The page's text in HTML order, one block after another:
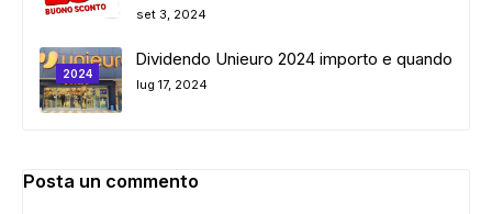
set 3, 2024
2024
Dividendo Unieuro 2024 importo e quando
lug 17, 2024
Posta un commento